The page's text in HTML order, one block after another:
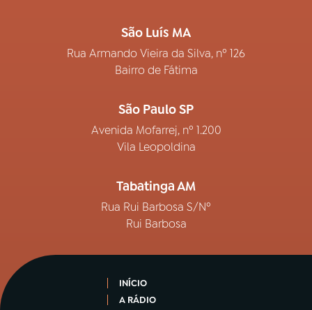
São Luís MA
Rua Armando Vieira da Silva, nº 126
Bairro de Fátima
São Paulo SP
Avenida Mofarrej, nº 1.200
Vila Leopoldina
Tabatinga AM
Rua Rui Barbosa S/Nº
Rui Barbosa
INÍCIO
A RÁDIO